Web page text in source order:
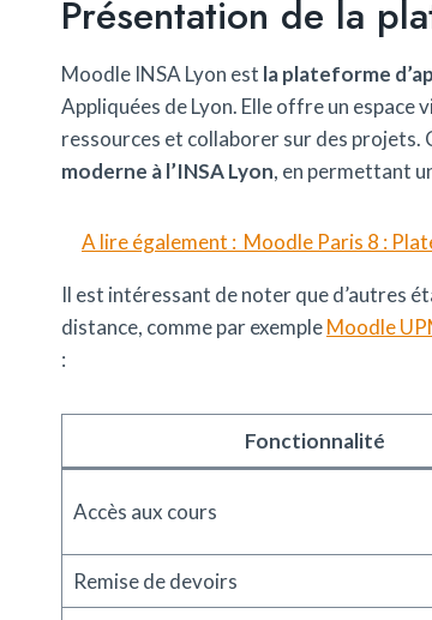
Présentation de la
Moodle INSA Lyon est la plateforme
Appliquées de Lyon. Elle offre un
ressources et collaborer sur des
moderne à l’INSA Lyon, en permettant
A lire également : Moodle Paris 8 :
Il est intéressant de noter que d’autres
distance, comme par exempleMoodle
:
Fonctionnalité
Accès aux cours
Remise de devoirs